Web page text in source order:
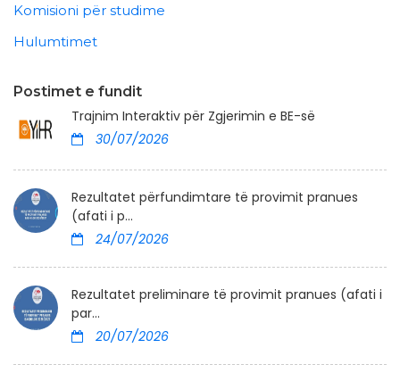
Komisioni për studime
Hulumtimet
Postimet e fundit
Trajnim Interaktiv për Zgjerimin e BE-së
30/07/2026
Rezultatet përfundimtare të provimit pranues
(afati i p...
24/07/2026
Rezultatet preliminare të provimit pranues (afati i
par...
20/07/2026